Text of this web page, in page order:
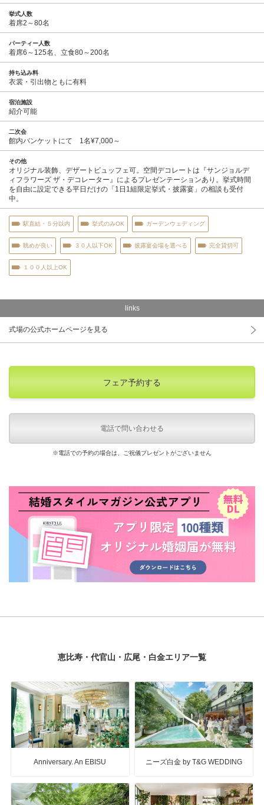
挙式人数
着席2～80名
パーティー人数
着席6～125名、立食80～200名
持ち込み料
衣裳・引出物ともに有料
宿泊施設
紹介可能
二次会
館内バンケットにて 1名¥7,000～
その他
オリジナル装飾、デザートビュッフェ可。空間デコレートは『サンジョルデ
ィフラワーズ ザ・デコレーター』によるプレゼンテーションあり。挙式時間
を自由に設定できる平日だけの「1日1組限定挙式・披露宴」の相談も受付
中。
駅直結・５分以内 挙式のみOK ガーデンウェディング
眺めが良い ３０人以下OK 披露宴会場を選べる 完全貸切可
１００人以上OK
links
式場の公式ホームページを見る
フェア予約する
電話で問い合わせる
※電話での予約の場合は、ご祝儀プレゼントがございません
恵比寿・代官山・広尾・白金エリア一覧
Anniversary. An EBISU ニーズ白金 by T&G WEDDING